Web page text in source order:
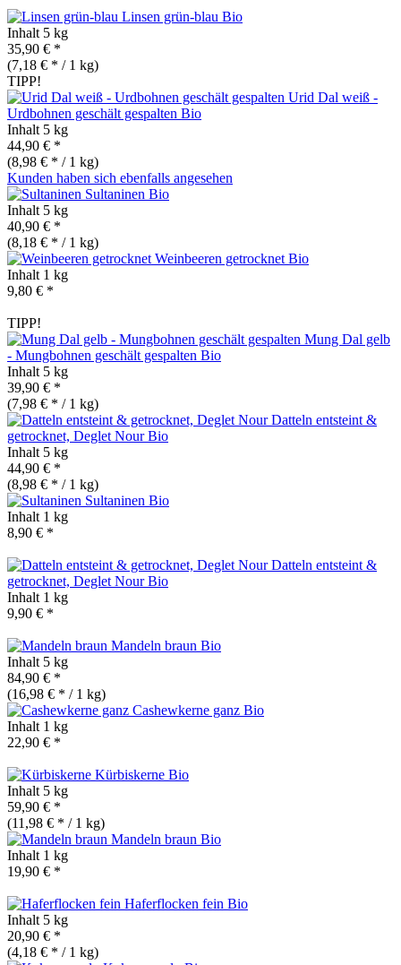
Linsen grün-blau Bio
Inhalt 5 kg
35,90 € *
(7,18 € * / 1 kg)
TIPP!
Urid Dal weiß -
Urdbohnen geschält gespalten Bio
Inhalt 5 kg
44,90 € *
(8,98 € * / 1 kg)
Kunden haben sich ebenfalls angesehen
Sultaninen Bio
Inhalt 5 kg
40,90 € *
(8,18 € * / 1 kg)
Weinbeeren getrocknet Bio
Inhalt 1 kg
9,80 € *
TIPP!
Mung Dal gelb
- Mungbohnen geschält gespalten Bio
Inhalt 5 kg
39,90 € *
(7,98 € * / 1 kg)
Datteln entsteint &
getrocknet, Deglet NourBio
Inhalt 5 kg
44,90 € *
(8,98 € * / 1 kg)
Sultaninen Bio
Inhalt 1 kg
8,90 € *
Datteln entsteint &
getrocknet, Deglet NourBio
Inhalt 1 kg
9,90 € *
Mandeln braun Bio
Inhalt 5 kg
84,90 € *
(16,98 € * / 1 kg)
Cashewkerne ganz Bio
Inhalt 1 kg
22,90 € *
Kürbiskerne Bio
Inhalt 5 kg
59,90 € *
(11,98 € * / 1 kg)
Mandeln braun Bio
Inhalt 1 kg
19,90 € *
Haferflocken fein Bio
Inhalt 5 kg
20,90 € *
(4,18 € * / 1 kg)